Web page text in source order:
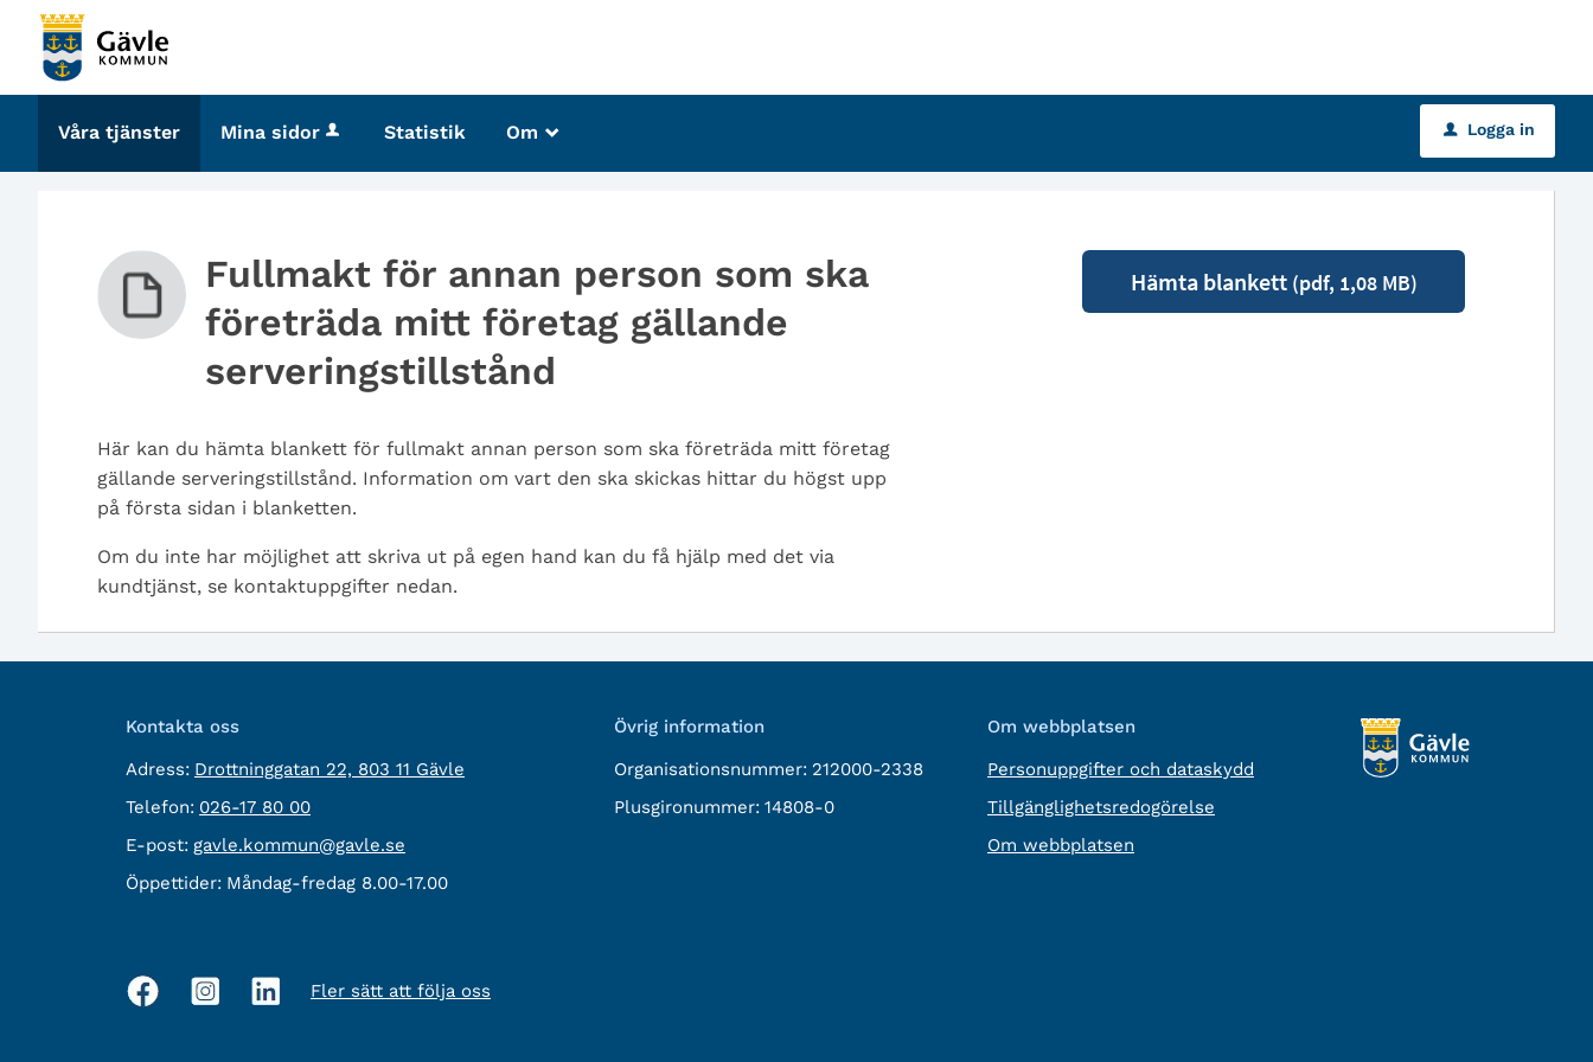
Välkommen
tjänster
Gävle
kommun
Våra tjänster Mina sidor Statistik Om _ u Logga in
Fullmakt för annan person som ska
företräda mitt företag gällande
serveringstillstånd
Här kan du hämta blankett för fullmakt annan person som ska företräda mitt företag
gällande serveringstillstånd. Information om vart den ska skickas hittar du högst upp
på första sidan i blanketten.
Om du inte har möjlighet att skriva ut på egen hand kan du få hjälp med det via
kundtjänst, se kontaktuppgifter nedan.
Hämta blankett(pdf, 1,08 MB)
Kontakta oss
Adress: besöksadress:
Drottninggatan 22, 803 11 Gävle
Telefon: Telefon:
026-17 80 00
E-post: E-
post:
gavle.kommun@gavle.se
Öppettider: Måndag-fredag 8.00-17.00
Övrig information
Organisationsnummer: 212000-2338
Plusgironummer: 14808-0
Om webbplatsen
Personuppgifter och dataskydd
Tillgänglighetsredogörelse
Om webbplatsen
Sociala
Fler sätt att följa oss